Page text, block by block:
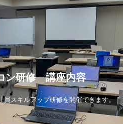
ン研修 講座内容
員スキルアップ研修を開催できます。